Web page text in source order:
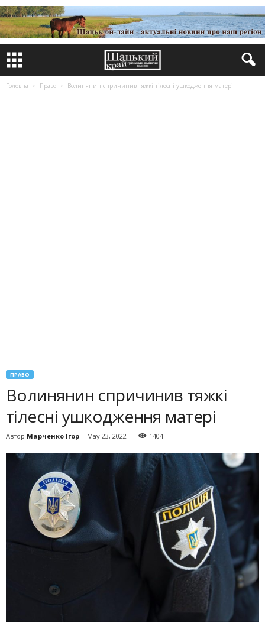
Головна Право Волинянин спричинив тяжкі тілесні ушкодження матері
ПРАВО
Волинянин спричинив тяжкі
тілесні ушкодження матері
Автор Марченко Ігор - May 23, 2022 1404